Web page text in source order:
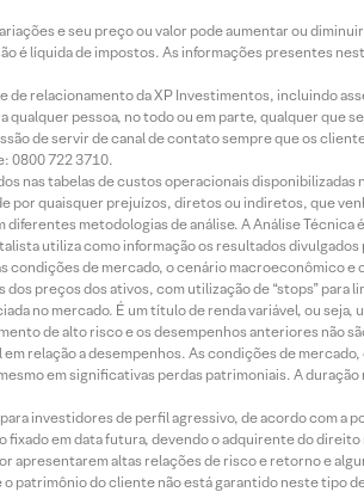
e seu preço ou valor pode aumentar ou
é líquida de impostos. As informações presentes
relacionamento da XP Investimentos, incluindo
qualquer pessoa, no todo ou em parte, qualquer
de servir de canal de contato sempre que os
0800 722 3710.
nas tabelas de custos operacionais disponibilizadas
por quaisquer prejuízos, diretos ou indiretos, que
diferentes metodologias de análise. A Análise
utiliza como informação os resultados
condições de mercado, o cenário macroeconômico
preços dos ativos, com utilização de “stops” para
no mercado. É um título de renda variável, ou
de alto risco e os desempenhos anteriores não
relação a desempenhos. As condições de
em significativas perdas patrimoniais. A
investidores de perfil agressivo, de acordo com a
em data futura, devendo o adquirente do
apresentarem altas relações de risco e retorno e
patrimônio do cliente não está garantido neste tipo